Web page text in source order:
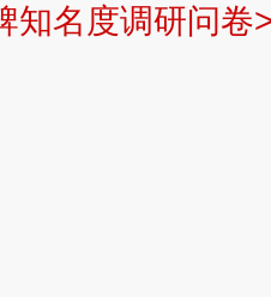
知名度调研问卷